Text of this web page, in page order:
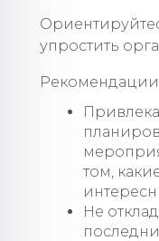
упростить
том,
Не